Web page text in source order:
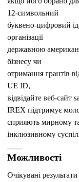
12-символьний
буквено-цифровий
організації
державною
бізнесу чи
отримання грантів
UE ID,
відвідайте веб-сайт
IREX підтримує
сприяють мирному
інклюзивному
Можливості
Очікувані